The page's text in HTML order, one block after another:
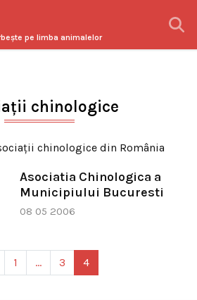
pe limba animalelor
chinologice
chinologice din România
Asociatia Chinologica a
Municipiului Bucuresti
08 05 2006
1 … 3 4